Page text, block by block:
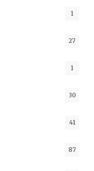
1
27
1
30
41
87